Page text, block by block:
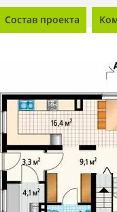
Состав проекта